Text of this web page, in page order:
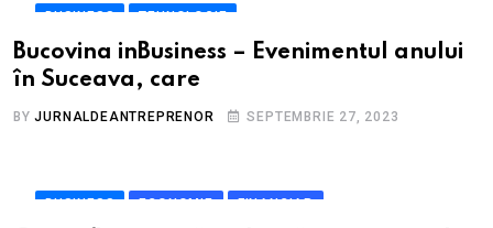
BUSINESS TEHNOLOGIE
Bucovina inBusiness – Evenimentul anului
în Suceava, care
BYJURNALDEANTREPRENOR SEPTEMBRIE 27, 2023
BUSINESS ECONOMIE FINANCIAR